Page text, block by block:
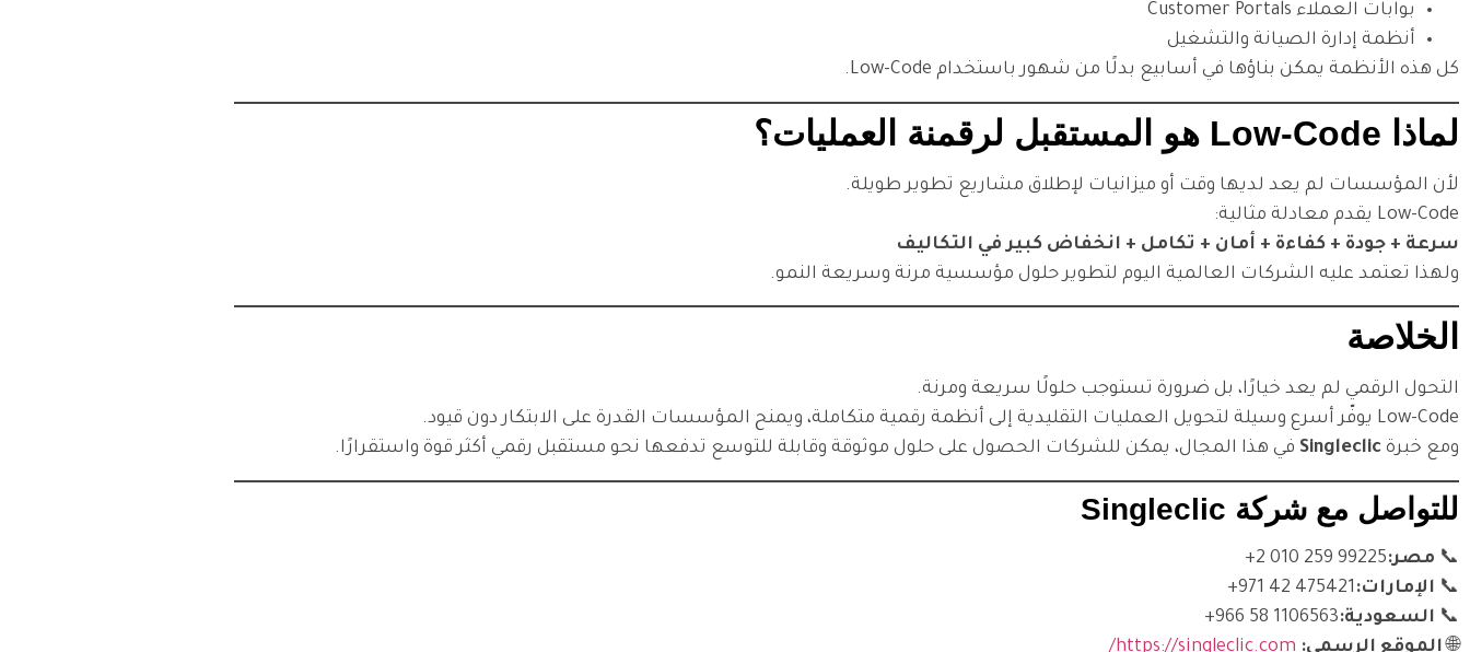
بوابات العملاء Customer Portals
أنظمة إدارة الصيانة والتشغيل
كل هذه الأنظمة يمكن بناؤها في أسابيع بدلًا من شهور باستخدام Low-Code.
لماذا Low-Code هو المستقبل لرقمنة العمليات؟
لأن المؤسسات لم يعد لديها وقت أو ميزانيات لإطلاق مشاريع تطوير طويلة.
Low-Code يقدم معادلة مثالية:
سرعة + جودة + كفاءة + أمان + تكامل + انخفاض كبير في التكاليف
ولهذا تعتمد عليه الشركات العالمية اليوم لتطوير حلول مؤسسية مرنة وسريعة النمو.
الخلاصة
التحول الرقمي لم يعد خيارًا، بل ضرورة تستوجب حلولًا سريعة ومرنة.
Low-Code يوفّر أسرع وسيلة لتحويل العمليات التقليدية إلى أنظمة رقمية متكاملة، ويمنح المؤسسات القدرة على الابتكار دون قيود.
ومع خبرة Singleclic في هذا المجال، يمكن للشركات الحصول على حلول موثوقة وقابلة للتوسع تدفعها نحو مستقبل رقمي أكثر قوة واستقرارًا.
للتواصل مع شركة Singleclic
📞 مصر:⁦+2 010 259 99225⁩
📞 الإمارات: ⁦+971 42 475421⁩
📞 السعودية:⁦+966 58 1106563⁩
🌐الموقع الرسمي: https://singleclic.com/